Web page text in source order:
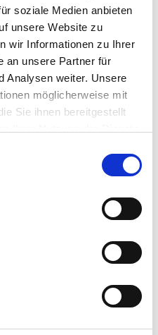
soziale Medien anbieten
unsere Website zu
wir Informationen zu Ihrer
an unsere Partner für
Analysen weiter. Unsere
möglicherweise mit
Sie ihnen bereitgestellt